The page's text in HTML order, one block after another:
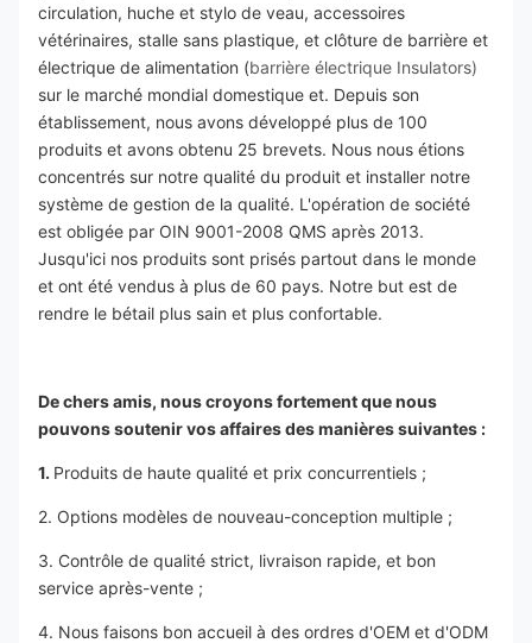
circulation, huche et stylo de veau, accessoires
vétérinaires, stalle sans plastique, et clôture de barrière et
électrique de alimentation (barrière électrique Insulators)
sur le marché mondial domestique et. Depuis son
établissement, nous avons développé plus de 100
produits et avons obtenu 25 brevets. Nous nous étions
concentrés sur notre qualité du produit et installer notre
système de gestion de la qualité. L'opération de société
est obligée par OIN 9001-2008 QMS après 2013.
Jusqu'ici nos produits sont prisés partout dans le monde
et ont été vendus à plus de 60 pays. Notre but est de
rendre le bétail plus sain et plus confortable.
De chers amis, nous croyons fortement que nous
pouvons soutenir vos affaires des manières suivantes :
1. Produits de haute qualité et prix concurrentiels ;
2. Options modèles de nouveau-conception multiple ;
3. Contrôle de qualité strict, livraison rapide, et bon
service après-vente ;
4. Nous faisons bon accueil à des ordres d'OEM et d'ODM